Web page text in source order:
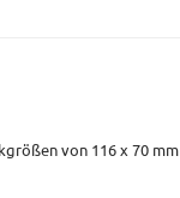
von 116 x 70 mm